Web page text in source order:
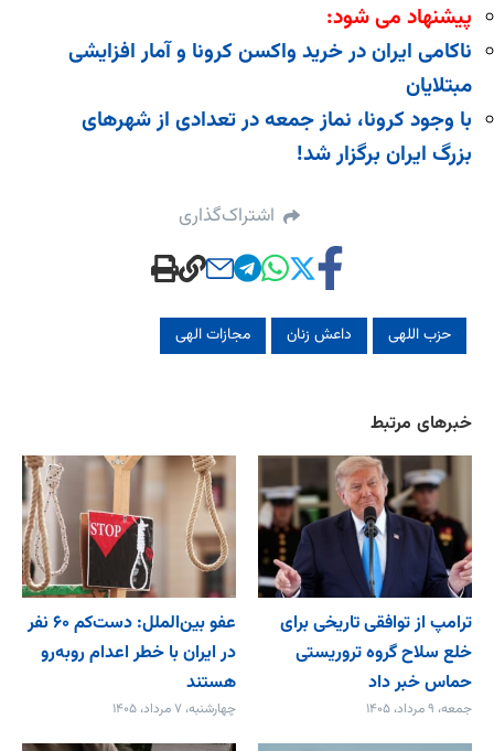
پیشنهاد می شود:
ناکامی ایران در خرید واکسن کرونا و آمار افزایشی
مبتلایان
با وجود کرونا، نماز جمعه در تعدادی از شهرهای
بزرگ ایران برگزار شد!
اشتراک‌گذاری
حزب اللهی داعش زنان مجازات الهی
خبرهای مرتبط
ترامپ از توافقی تاریخی برای
خلع ‌سلاح گروه تروریستی
حماس خبر داد
جمعه، ۹ مرداد، ۱۴۰۵
عفو بین‌الملل: دست‌کم ۶۰ نفر
در ایران با خطر اعدام روبه‌رو
هستند
چهارشنبه، ۷ مرداد، ۱۴۰۵